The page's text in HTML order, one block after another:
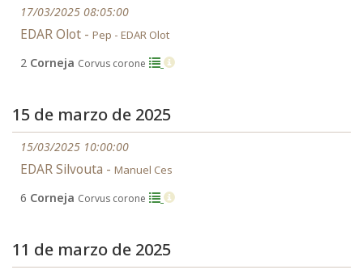
17/03/2025 08:05:00
EDAR Olot - Pep - EDAR Olot
2 Corneja Corvus corone
15 de marzo de 2025
15/03/2025 10:00:00
EDAR Silvouta - Manuel Ces
6 Corneja Corvus corone
11 de marzo de 2025